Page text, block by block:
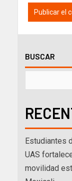
BUSCAR
Estudiantes
UAS
movilidad